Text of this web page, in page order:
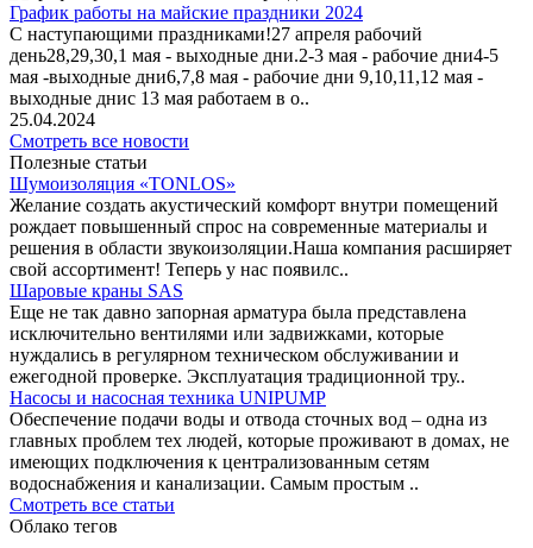
График работы на майские праздники 2024
С наступающими праздниками!27 апреля рабочий
день28,29,30,1 мая - выходные дни.2-3 мая - рабочие дни4-5
мая -выходные дни6,7,8 мая - рабочие дни 9,10,11,12 мая -
выходные днис 13 мая работаем в о..
25.04.2024
Смотреть все новости
Полезные статьи
Шумоизоляция «TONLOS»
Желание создать акустический комфорт внутри помещений
рождает повышенный спрос на современные материалы и
решения в области звукоизоляции.Наша компания расширяет
свой ассортимент! Теперь у нас появилс..
Шаровые краны SAS
Еще не так давно запорная арматура была представлена
исключительно вентилями или задвижками, которые
нуждались в регулярном техническом обслуживании и
ежегодной проверке. Эксплуатация традиционной тру..
Насосы и насосная техника UNIPUMP
Обеспечение подачи воды и отвода сточных вод – одна из
главных проблем тех людей, которые проживают в домах, не
имеющих подключения к централизованным сетям
водоснабжения и канализации. Самым простым ..
Смотреть все статьи
Облако тегов